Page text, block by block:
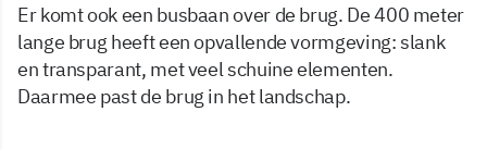
Er komt ook een busbaan over de brug. De 400 meter
lange brug heeft een opvallende vormgeving: slank
en transparant, met veel schuine elementen.
Daarmee past de brug in het landschap.